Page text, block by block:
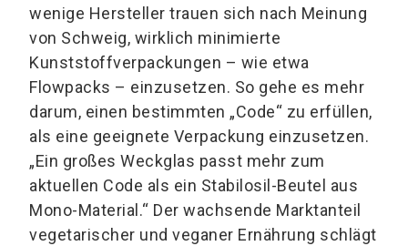
wenige Hersteller trauen sich nach Meinung
von Schweig, wirklich minimierte
Kunststoffverpackungen – wie etwa
Flowpacks – einzusetzen. So gehe es mehr
darum, einen bestimmten „Code“ zu erfüllen,
als eine geeignete Verpackung einzusetzen.
„Ein großes Weckglas passt mehr zum
aktuellen Code als ein Stabilosil-Beutel aus
Mono-Material.“ Der wachsende Marktanteil
vegetarischer und veganer Ernährung schlägt